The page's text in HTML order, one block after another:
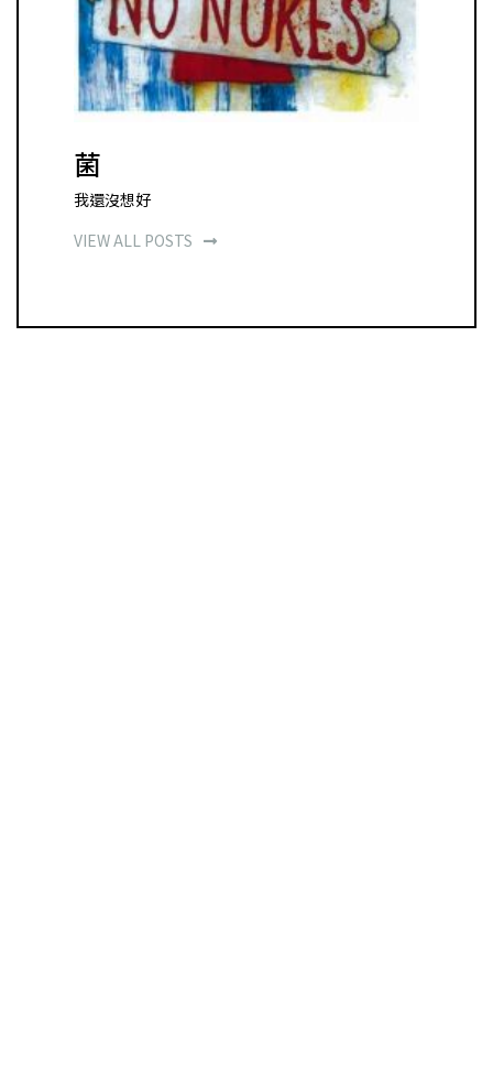
菌
我還沒想好
VIEW ALL POSTS